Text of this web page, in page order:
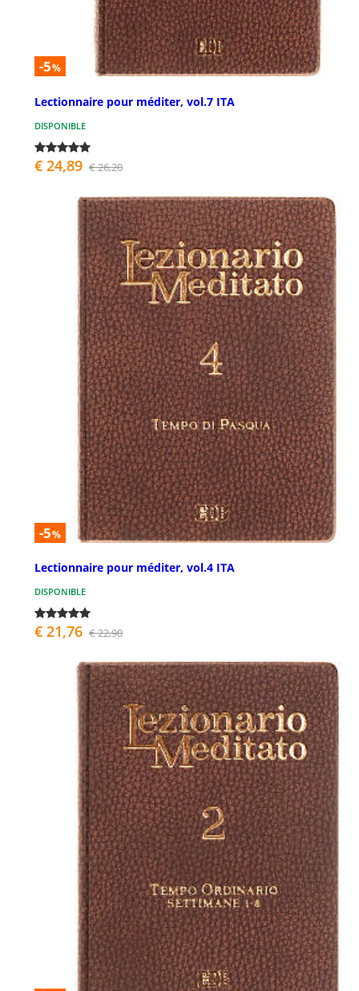
-5%
Lectionnaire pour méditer, vol.7 ITA
DISPONIBLE
€ 24,89 € 26,20
-5%
Lectionnaire pour méditer, vol.4 ITA
DISPONIBLE
€ 21,76 € 22,90